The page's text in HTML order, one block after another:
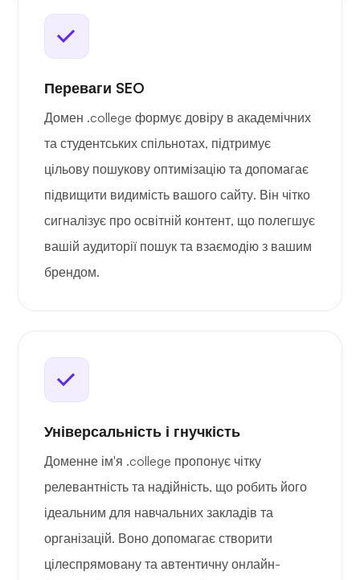
Переваги SEO
Домен .college формує довіру в академічних
та студентських спільнотах, підтримує
цільову пошукову оптимізацію та допомагає
підвищити видимість вашого сайту. Він чітко
сигналізує про освітній контент, що полегшує
вашій аудиторії пошук та взаємодію з вашим
брендом.
Універсальність і гнучкість
Доменне ім'я .college пропонує чітку
релевантність та надійність, що робить його
ідеальним для навчальних закладів та
організацій. Воно допомагає створити
цілеспрямовану та автентичну онлайн-